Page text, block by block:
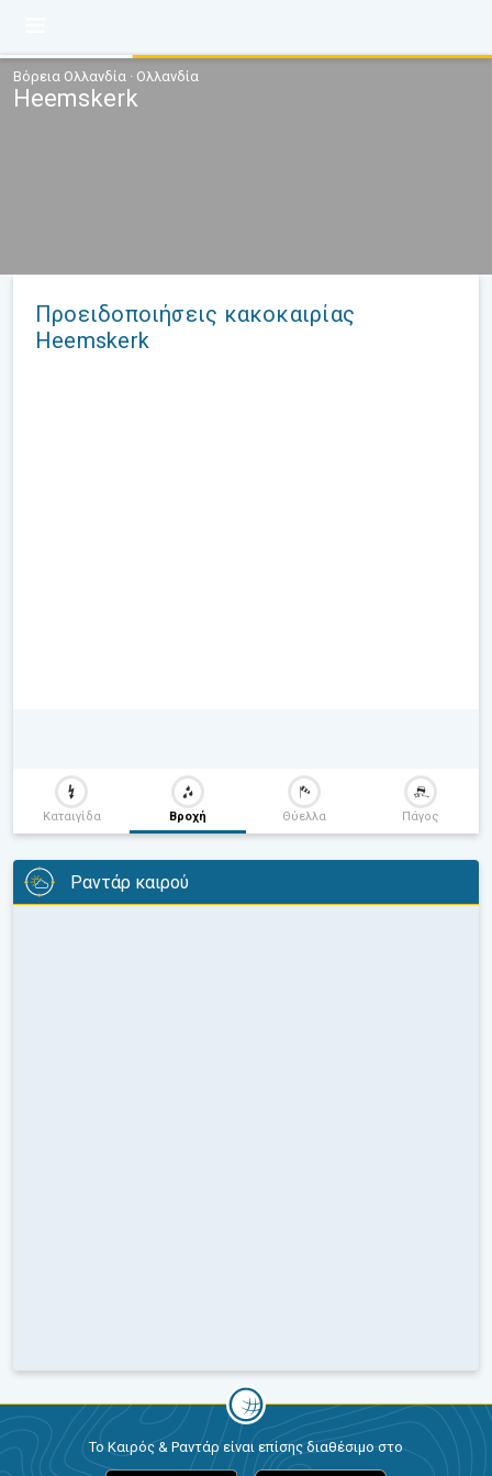
Βόρεια Ολλανδία · Ολλανδία
Heemskerk
Προειδοποιήσεις κακοκαιρίας
Heemskerk
Καταιγίδα Βροχή Θύελλα Πάγος
Ραντάρ καιρού
Το Καιρός & Ραντάρ είναι επίσης διαθέσιμο στο